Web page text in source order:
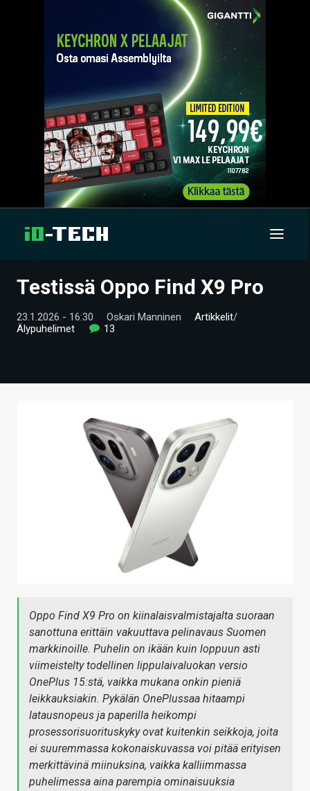
UUTISET
ARTIKKELIT
TECHBBS
Testissä Oppo Find X9 Pro
23.1.2026 - 16:30 Oskari Manninen Artikkelit/
Älypuhelimet
13
Oppo Find X9 Pro on kiinalaisvalmistajalta suoraan
sanottuna erittäin vakuuttava pelinavaus Suomen
markkinoille. Puhelin on ikään kuin loppuun asti
viimeistelty todellinen lippulaivaluokan versio
OnePlus 15:stä, vaikka mukana onkin pieniä
leikkauksiakin. Pykälän OnePlussaa hitaampi
latausnopeus ja paperilla heikompi
prosessorisuorituskyky ovat kuitenkin seikkoja, joita
ei suuremmassa kokonaiskuvassa voi pitää erityisen
merkittävinä miinuksina, vaikka kalliimmassa
puhelimessa aina parempia ominaisuuksia